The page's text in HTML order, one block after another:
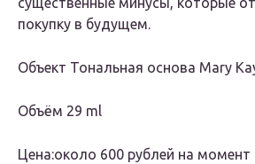
покупку в будущем.
Объект Тональная основа Mary
Объём 29 ml
Цена:около 600 рублей на момент